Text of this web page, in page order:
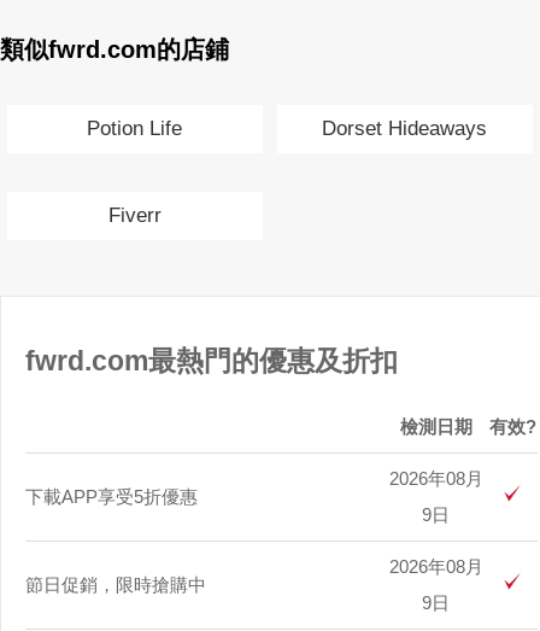
類似fwrd.com的店鋪
Potion Life Dorset Hideaways
Fiverr
fwrd.com最熱門的優惠及折扣
檢測日期 有效?
下載APP享受5折優惠
2026年08月
9日
節日促銷，限時搶購中
2026年08月
9日